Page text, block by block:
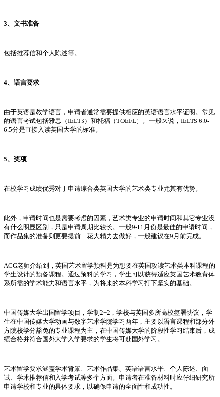
3、文书准备
包括推荐信和个人陈述等。
4、语言要求
由于英语是教学语言，申请者通常需要提供相应的英语语言水平证明。常见
的语言考试包括雅思（IELTS）和托福（TOEFL）。一般来说，IELTS 6.0-
6.5分是直接入读英国大学的标准。
5、奖项
在校学习成绩优秀对于申请综合类英国大学的艺术类专业尤其有优势。
此外，申请时间也是需要考虑的因素，艺术类专业的申请时间和其它专业没
有什么明显区别，只是申请周期比较长。一般9-11月份是最佳的申请时间，
而作品集的准备则更要提前、花大精力去做好，一般建议在9月前完成。
ACG老师介绍到，英国艺术留学预科是为想要在英国攻读艺术类本科课程的
学生设计的预备课程。通过预科的学习，学生可以获得适应英国艺术教育体
系所需的学术能力和语言水平，为将来的本科学习打下坚实的基础。
中国传媒大学出国留学项目，学制2+2，学校与英国多所高校签署协议，学
生在中国传媒大学动画与数字艺术学院学习两年，主要以语言课程和部分外
方院校学分豁免的专业课程为主，在中国传媒大学的阶段性学习结束后，成
绩合格并符合国外大学入学要求的学生将可赴国外学习。
艺术留学要求涵盖学术背景、艺术作品集、英语语言水平、个人陈述、面
试、学术推荐信和入学考试等多个方面。申请者在准备材料时应仔细研究所
申请学校和专业的具体要求，以确保申请的全面性和成功性。